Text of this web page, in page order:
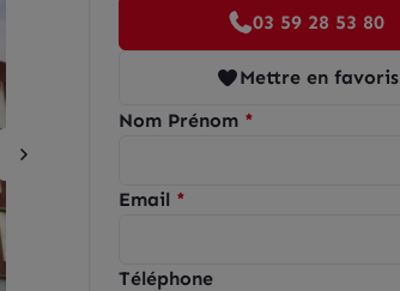
03 59 28 53 80
Mettre en favoris
Nom Prénom
Email
Téléphone